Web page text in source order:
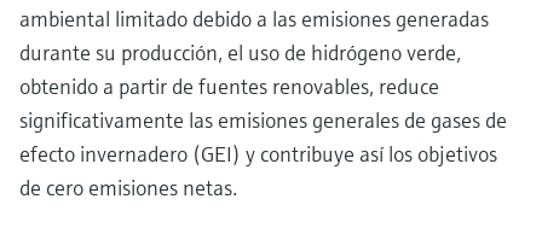
ambiental limitado debido a las emisiones generadas
durante su producción, el uso de hidrógeno verde,
obtenido a partir de fuentes renovables, reduce
significativamente las emisiones generales de gases de
efecto invernadero (GEI) y contribuye así los objetivos
de cero emisiones netas.